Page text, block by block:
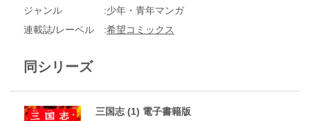
ジャンル
少年・青年マンガ
連載誌/レーベル
希望コミックス
同シリーズ
三国志 (1) 電子書籍版